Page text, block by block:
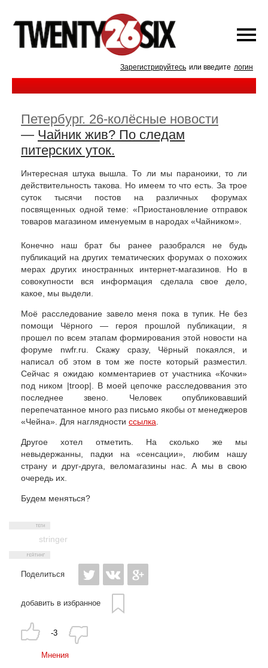
Зарегистрируйтесь или введите логин
Петербург. 26-колёсные новости
— Чайник жив? По следам
питерских уток.
Интересная штука вышла. То ли мы параноики, то ли
действительность такова. Но имеем то что есть. За трое
суток тысячи постов на различных форумах
посвященных одной теме: «Приостановление отправок
товаров магазином именуемым в народах «Чайником».
Конечно наш брат бы ранее разобрался не будь
публикаций на других тематических форумах о похожих
мерах других иностранных интернет-магазинов. Но в
совокупности вся информация сделала свое дело,
какое, мы выдели.
Моё расследование завело меня пока в тупик. Не без
помощи Чёрного — героя прошлой публикации, я
прошел по всем этапам формирования этой новости на
форуме nwfr.ru. Скажу сразу, Чёрный покаялся, и
написал об этом в том же посте который разместил.
Сейчас я ожидаю комментариев от участника «Кочки»
под ником |troop|. В моей цепочке расследоввания это
последнее звено. Человек опубликовавший
перепечатанное много раз письмо якобы от менеджеров
«Чейна». Для наглядности ссылка
Другое хотел отметить. На сколько же мы
невыдержанны, падки на «сенсации», любим нашу
страну и друг-друга, веломагазины нас. А мы в свою
очередь их.
Будем меняться?
stringer
Поделиться
добавить в избранное
-3
Мнения